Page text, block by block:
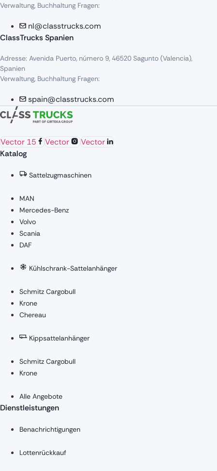
Verwaltung, Buchhaltung Fragen:
nl@classtrucks.com
ClassTrucks Spanien
Adresse: Avenida Puerto, número 9, 46520 Sagunto (Valencia),
Spanien
Verwaltung, Buchhaltung Fragen:
spain@classtrucks.com
Vector 15 Vector
Vector
Katalog
Sattelzugmaschinen
MAN
Mercedes-Benz
Volvo
Scania
DAF
Kühlschrank-Sattelanhänger
Schmitz Cargobull
Krone
Chereau
Kippsattelanhänger
Schmitz Cargobull
Krone
Alle Angebote
Dienstleistungen
Benachrichtigungen
Lottenrückkauf